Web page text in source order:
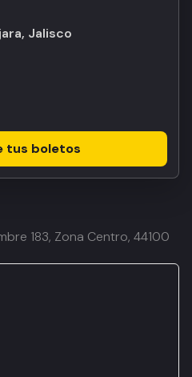
Jalisco
tus boletos
183, Zona Centro, 44100